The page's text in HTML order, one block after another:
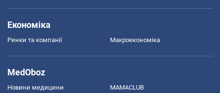
Економіка
Ринки та компанії Макроекономіка
MedOboz
Новини медицини MAMACLUB